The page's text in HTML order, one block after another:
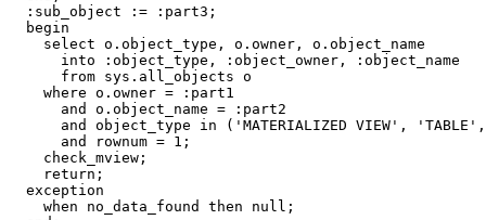
:sub_object := :part3;
begin
select o.object_type, o.owner, o.object_name
into :object_type, :object_owner, :object_name
from sys.all_objects o
where o.owner = :part1
and o.object_name = :part2
and object_type in ('MATERIALIZED VIEW', 'TABLE',
and rownum = 1;
check_mview;
return;
exception
when no_data_found then null;